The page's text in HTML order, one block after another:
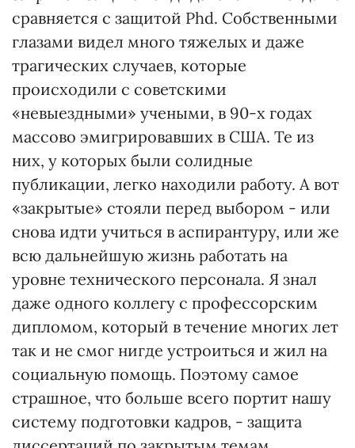
сравняется с защитой Phd. Собственными
глазами видел много тяжелых и даже
трагических случаев, которые
происходили с советскими
«невыездными» учеными, в 90-х годах
массово эмигрировавших в США. Те из
них, у которых были солидные
публикации, легко находили работу. А вот
«закрытые» стояли перед выбором - или
снова идти учиться в аспирантуру, или же
всю дальнейшую жизнь работать на
уровне технического персонала. Я знал
даже одного коллегу с профессорским
дипломом, который в течение многих лет
так и не смог нигде устроиться и жил на
социальную помощь. Поэтому самое
страшное, что больше всего портит нашу
систему подготовки кадров, - защита